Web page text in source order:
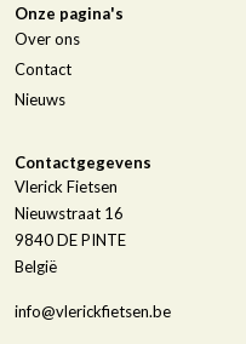
Onze pagina's
Over ons
Contact
Nieuws
Contactgegevens
Vlerick Fietsen
Nieuwstraat 16
9840DE PINTE
België
info@vlerickfietsen.be